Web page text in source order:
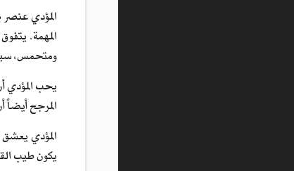
المؤدي
المهمة.
ومتحمس،
يحب المؤدي
المرجح
المؤدي
يكون طيب